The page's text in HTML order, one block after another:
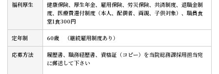
福利厚生
健康保険、厚生年金、雇用保険、労災保険、共済制度、退職金制
度、医療費還付制度（本人、配偶者、両親、子供対象）、職員食
堂1食300円
定年制 60歳 （継続雇用制度あり）
応募方法
履歴書、職務経歴書、資格証（コピー）を当院総務課採用担当宛
に郵送して下さい